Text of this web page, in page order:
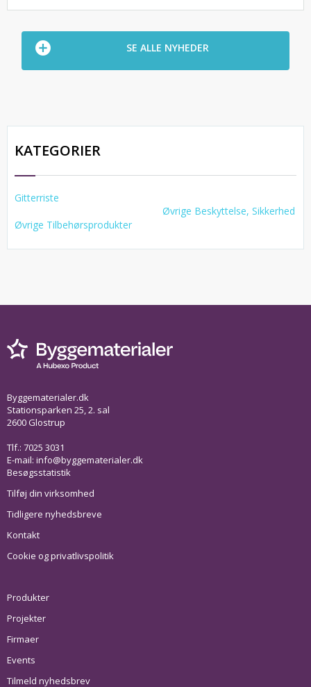
SE ALLE NYHEDER
KATEGORIER
Gitterriste
Øvrige Tilbehørsprodukter
Øvrige Beskyttelse, Sikkerhed
Byggematerialer.dk
Stationsparken 25, 2. sal
2600 Glostrup
Tlf.: 7025 3031
E-mail: info@byggematerialer.dk
Besøgsstatistik
Tilføj din virksomhed
Tidligere nyhedsbreve
Kontakt
Cookie og privatlivspolitik
Produkter
Projekter
Firmaer
Events
Tilmeld nyhedsbrev